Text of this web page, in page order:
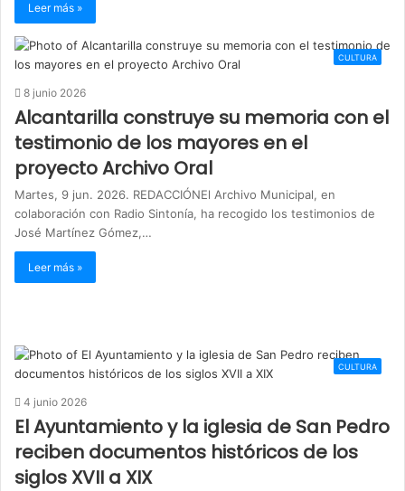
Leer más »
CULTURA
8 junio 2026
Alcantarilla construye su memoria con el
testimonio de los mayores en el
proyecto Archivo Oral
Martes, 9 jun. 2026. REDACCIÓNEl Archivo Municipal, en
colaboración con Radio Sintonía, ha recogido los testimonios de
José Martínez Gómez,…
Leer más »
CULTURA
4 junio 2026
El Ayuntamiento y la iglesia de San Pedro
reciben documentos históricos de los
siglos XVII a XIX